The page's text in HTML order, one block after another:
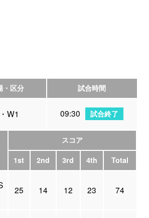
・区分 試合時間
W1 09:30 試合終了
スコア
1st
2nd 3rd 4th Total
25 14 12 23 74